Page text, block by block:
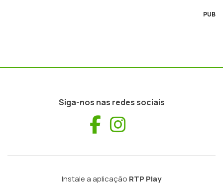
PUB
Siga-nos nas redes sociais
Facebook
Instale a aplicação RTP Play